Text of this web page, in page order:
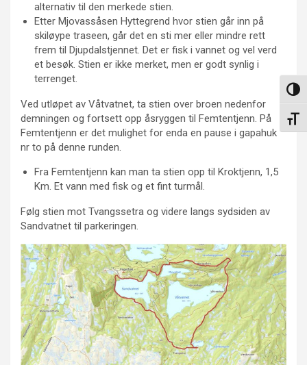
alternativ til den merkede stien.
Etter Mjovassåsen Hyttegrend hvor stien går inn på
skiløype traseen, går det en sti mer eller mindre rett
frem til Djupdalstjennet. Det er fisk i vannet og vel verd
et besøk. Stien er ikke merket, men er godt synlig i
terrenget.
Ved utløpet av Våtvatnet, ta stien over broen nedenfor
demningen og fortsett opp åsryggen til Femtentjenn. På
Femtentjenn er det mulighet for enda en pause i gapahuk
nr to på denne runden.
Fra Femtentjenn kan man ta stien opp til Kroktjenn, 1,5
Km. Et vann med fisk og et fint turmål.
Følg stien mot Tvangssetra og videre langs sydsiden av
Sandvatnet til parkeringen.